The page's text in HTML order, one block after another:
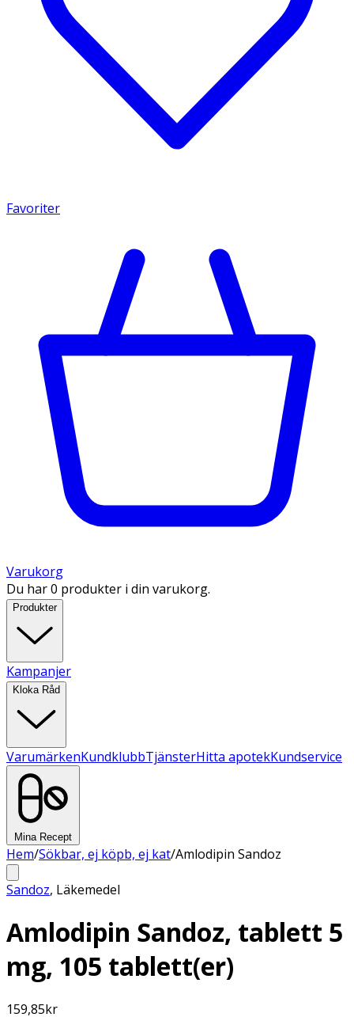
Favoriter
Varukorg
Du har 0 produkter i din varukorg.
Produkter
Kampanjer
Kloka Råd
VarumärkenKundklubbTjänsterHitta apotekKundservice
Mina Recept
Hem/Sökbar, ej köpb, ej kat/Amlodipin Sandoz
Sandoz, Läkemedel
Amlodipin Sandoz, tablett 5
mg, 105 tablett(er)
159,85kr